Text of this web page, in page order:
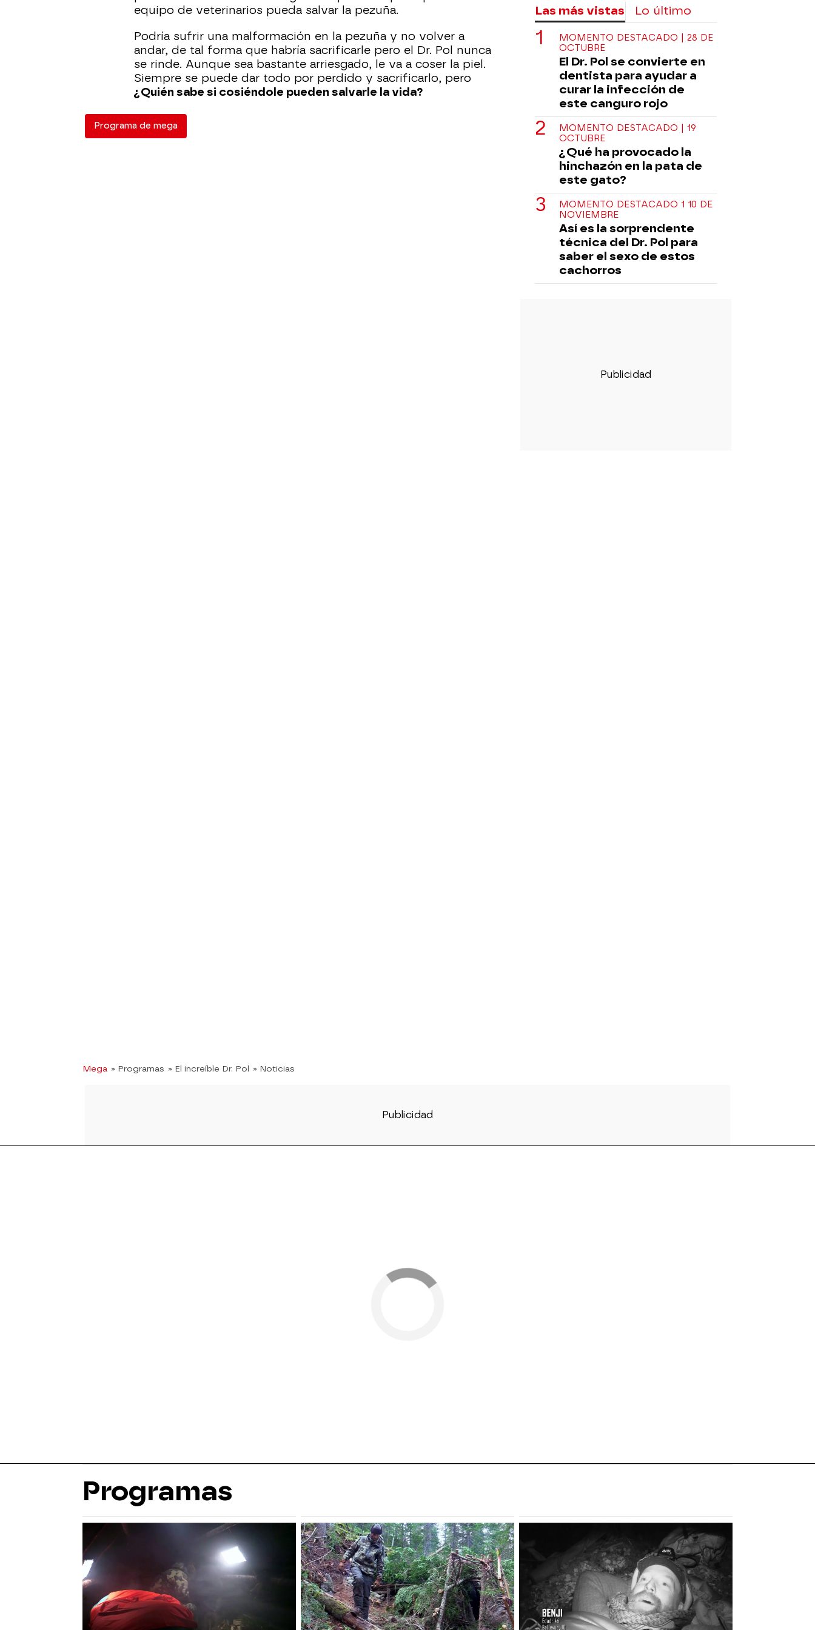
equipo de veterinarios pueda salvar la pezuña.
Podría sufrir una malformación en la pezuña y no volver a
andar, de tal forma que habría sacrificarle pero el Dr. Pol nunca
se rinde. Aunque sea bastante arriesgado, le va a coser la piel.
Siempre se puede dar todo por perdido y sacrificarlo, pero
¿Quién sabe si cosiéndole pueden salvarle la vida?
Programa de mega
Mega » Programas » El increíble Dr. Pol » Noticias
Las más vistas Lo último
MOMENTO DESTACADO | 28 DE
OCTUBRE
El Dr. Pol se convierte en
dentista para ayudar a
curar la infección de
este canguro rojo
MOMENTO DESTACADO | 19
OCTUBRE
¿Qué ha provocado la
hinchazón en la pata de
este gato?
MOMENTO DESTACADO 1 10 DE
NOVIEMBRE
Así es la sorprendente
técnica del Dr. Pol para
saber el sexo de estos
cachorros
Programas